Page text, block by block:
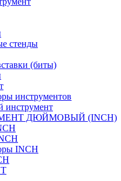
стенды
(биты)
инструментов
инструмент
ДЮЙМОВЫЙ (INCH)
INCH